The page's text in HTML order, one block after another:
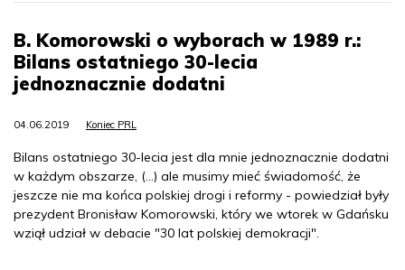
B. Komorowski o wyborach w 1989 r.:
Bilans ostatniego 30-lecia
jednoznacznie dodatni
04.06.2019 Koniec PRL
Bilans ostatniego 30-lecia jest dla mnie jednoznacznie dodatni
w każdym obszarze, (...) ale musimy mieć świadomość, że
jeszcze nie ma końca polskiej drogi i reformy - powiedział były
prezydent Bronisław Komorowski, który we wtorek w Gdańsku
wziął udział w debacie "30 lat polskiej demokracji".